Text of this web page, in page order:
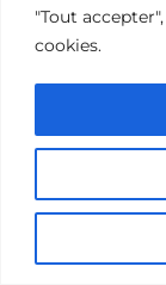
"Tout
cookies.
10 Films